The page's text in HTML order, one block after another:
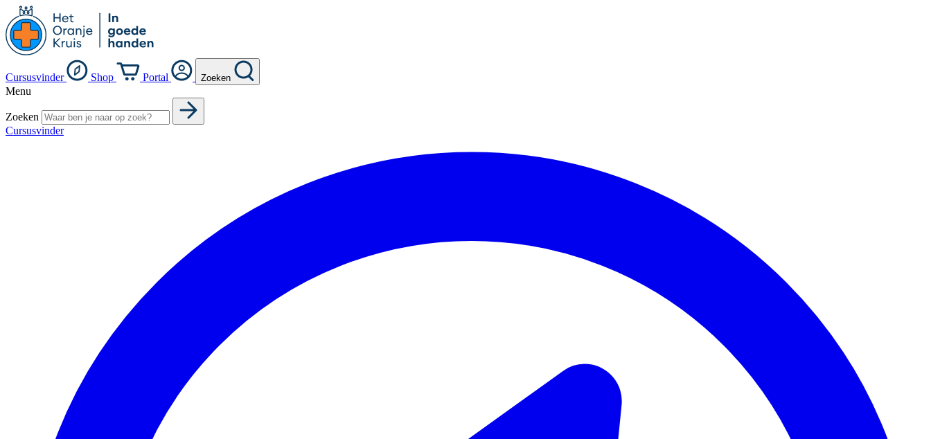
Cursusvinder Shop Portal Zoeken
Menu
Zoeken
Cursusvinder